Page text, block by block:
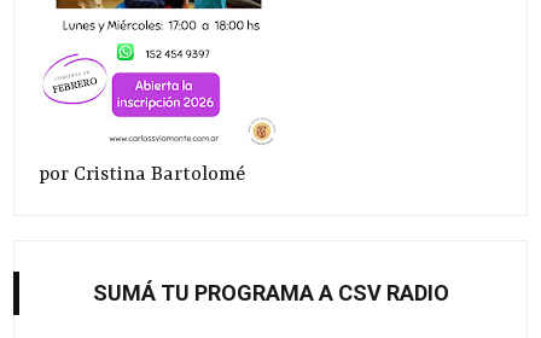
por Cristina Bartolomé
SUMÁ TU PROGRAMA A CSV RADIO